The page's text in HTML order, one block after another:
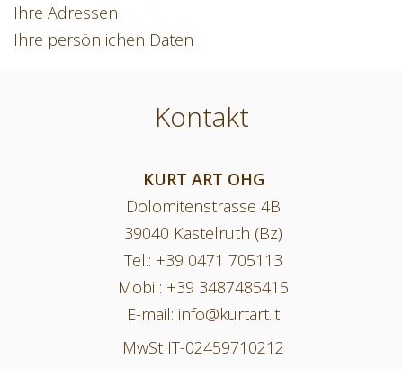
Ihre Adressen
Ihre persönlichen Daten
Kontakt
KURT ART OHG
Dolomitenstrasse 4B
39040 Kastelruth (Bz)
Tel.: +39 0471 705113
Mobil: +39 3487485415
E-mail: info@kurtart.it
MwSt IT-02459710212